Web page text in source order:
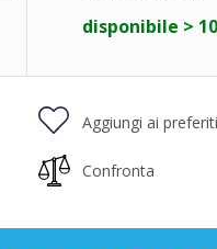
disponibile >
Aggiungi ai preferiti
Confronta